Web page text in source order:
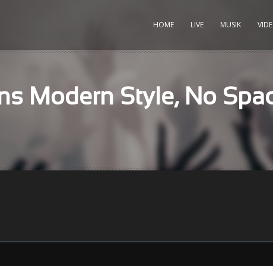
HOME LIVE MUSIK
Modern Style, No